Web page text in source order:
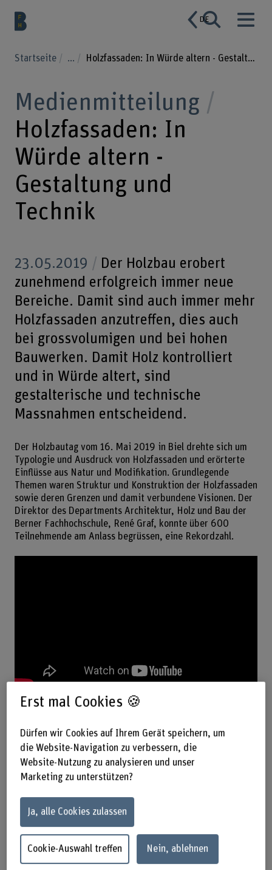
DE
Startseite ... Holzfassaden: In Würde altern - Gestaltung und Technik
Medienmitteilung
Holzfassaden: In
Würde altern -
Gestaltung und
Technik
23.05.2019
Der Holzbau erobert
zunehmend erfolgreich immer neue
Bereiche. Damit sind auch immer mehr
Holzfassaden anzutreffen, dies auch
bei grossvolumigen und bei hohen
Bauwerken. Damit Holz kontrolliert
und in Würde altert, sind
gestalterische und technische
Massnahmen entscheidend.
Der Holzbautag vom 16. Mai 2019 in Biel drehte sich um
Typologie und Ausdruck von Holzfassaden und erörterte
Einflüsse aus Natur und Modifikation. Grundlegende
Themen waren Struktur und Konstruktion der Holzfassaden
sowie deren Grenzen und damit verbundene Visionen. Der
Direktor des Departments Architektur, Holz und Bau der
Berner Fachhochschule, René Graf, konnte über 600
Teilnehmende am Anlass begrüssen, eine Rekordzahl.
Holz mit und nicht gegen seine Natur
verbauen
Mit Blick auf tradierte und moderne Holzarchitektur, zum
Claire Bonney (Berner Fachhochschule BFH) wie früher und
heute Holz an Fassaden richtig eingesetzt wird: mit und
nicht gegen seine Natur. Korrekte Baudetails nutzen die
spezifischen Eigenschaften von Holz erfolgreich –
ästhetisch und ökologisch sinnvoll. Bonney zitierte den
japanischen Ausdruck «wabi-sabi», ein Begriff, der für die
Erst mal Cookies 🍪
Dürfen wir Cookies auf Ihrem Gerät speichern, um
die Website-Navigation zu verbessern, die
Website-Nutzung zu analysieren und unser
Marketing zu unterstützen?
Ja, alle Cookies zulassen
Cookie-Auswahl treffen Nein, ablehnen